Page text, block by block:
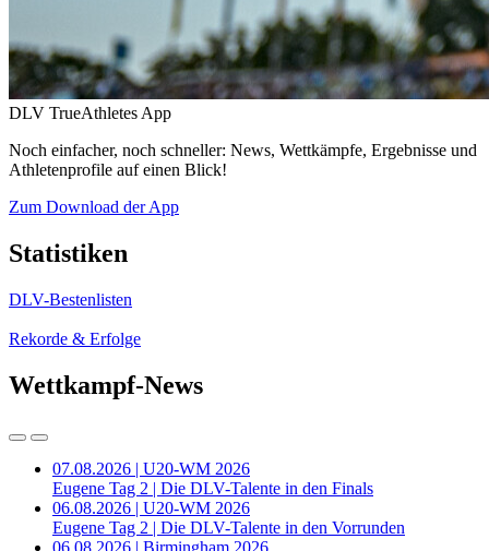
DLV TrueAthletes App
Noch einfacher, noch schneller: News, Wettkämpfe, Ergebnisse und
Athletenprofile auf einen Blick!
Zum Download der App
Statistiken
DLV-Bestenlisten
Rekorde & Erfolge
Wettkampf-News
07.08.2026 | U20-WM 2026
Eugene Tag 2 | Die DLV-Talente in den Finals
06.08.2026 | U20-WM 2026
Eugene Tag 2 | Die DLV-Talente in den Vorrunden
06.08.2026 | Birmingham 2026